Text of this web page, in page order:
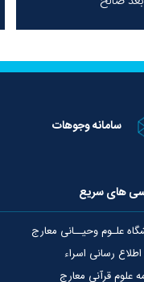
سامانه وجوهات
های سریع
علـوم وحیــانی معارج
اطلاع رسانی اسراء
علوم قرآنی معارج